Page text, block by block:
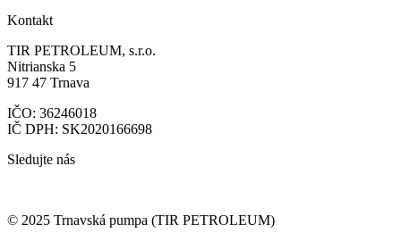
Kontakt
TIR PETROLEUM, s.r.o.
Nitrianska 5
917 47 Trnava
IČO: 36246018
IČ DPH: SK2020166698
Sledujte nás
© 2025 Trnavská pumpa (TIR PETROLEUM)